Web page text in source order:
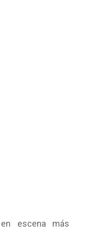
escena más